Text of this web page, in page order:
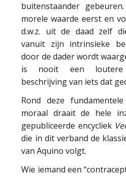
buitenstaander
morele waarde eerst en
d.w.z. uit de daad zelf
vanuit zijn intrinsieke
door de dader wordt
is nooit een loutere
beschrijving van iets dat
Rond deze
moraal draait de hele
gepubliceerde encycliek
die in dit verband de
van Aquino volgt.
Wie iemand een